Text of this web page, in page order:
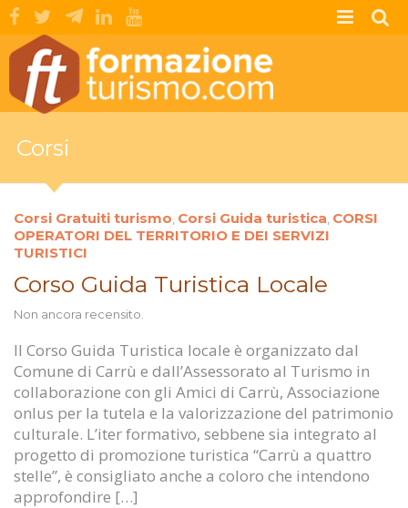
Corsi
Corsi Gratuiti turismo Corsi Guida turistica CORSI
OPERATORI DEL TERRITORIO E DEI SERVIZI
TURISTICI
Corso Guida Turistica Locale
Non ancora recensito.
Il Corso Guida Turistica locale è organizzato dal
Comune di Carrù e dall’Assessorato al Turismo in
collaborazione con gli Amici di Carrù, Associazione
onlus per la tutela e la valorizzazione del patrimonio
culturale. L’iter formativo, sebbene sia integrato al
progetto di promozione turistica “Carrù a quattro
stelle”, è consigliato anche a coloro che intendono
approfondire […]